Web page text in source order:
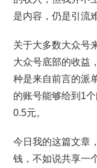
是内容，仍是引流
关于大多数大众号
大众号底部的收益
种是来自前言的派
的账号能够给到1
0.5元。
今日我的这篇文章
钱，不如说共享一